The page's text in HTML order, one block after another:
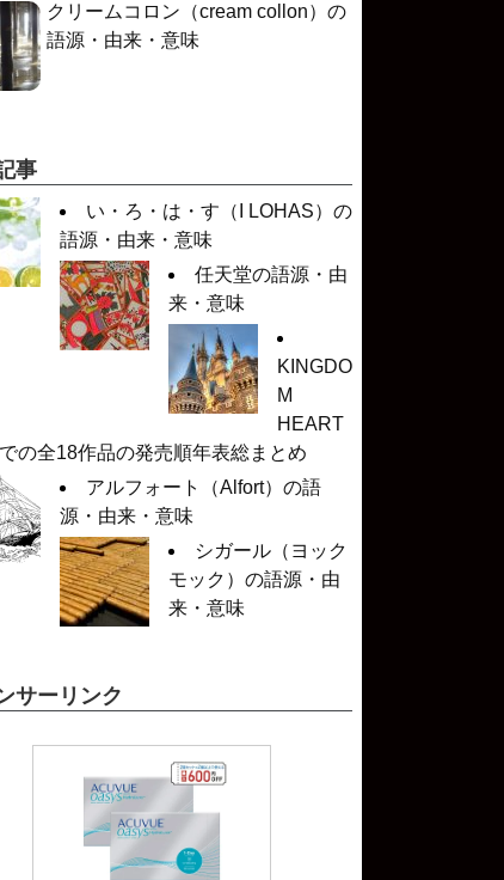
クリームコロン（cream collon）の
語源・由来・意味
事
い・ろ・は・す（I LOHAS）の
語源・由来・意味
任天堂の語源・由
来・意味
KINGDO
M
HEART
の全18作品の発売順年表総まとめ
アルフォート（Alfort）の語
源・由来・意味
シガール（ヨック
モック）の語源・由
来・意味
サーリンク